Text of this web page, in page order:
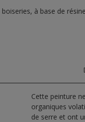
à base de
Cette peinture
organiques
de serre et ont